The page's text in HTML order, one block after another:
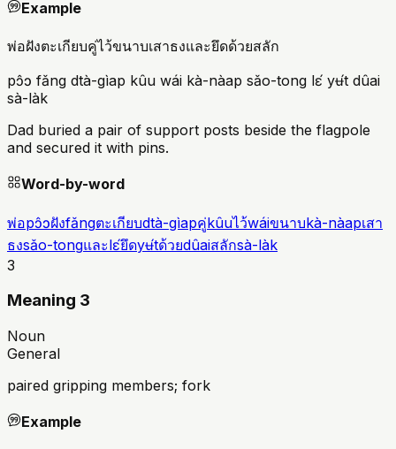
Example
พ่อฝังตะเกียบคู่ไว้ขนาบเสาธงและยึดด้วยสลัก
pɔ̂ɔ fǎng dtà-gìap kûu wái kà-nàap sǎo-tong lɛ́ yʉ́t dûai
sà-làk
Dad buried a pair of support posts beside the flagpole
and secured it with pins.
Word-by-word
พ่อpɔ̂ɔฝังfǎngตะเกียบdtà-gìapคู่kûuไว้wáiขนาบkà-nàapเสา
ธงsǎo-tongและlɛ́ยึดyʉ́tด้วยdûaiสลักsà-làk
3
Meaning 3
Noun
General
paired gripping members; fork
Example